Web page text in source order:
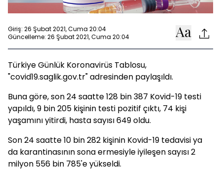
Giriş: 26 Şubat 2021, Cuma 20:04
Güncelleme: 26 Şubat 2021, Cuma 20:04
Türkiye Günlük Koronavirüs Tablosu,
"covid19.saglik.gov.tr" adresinden paylaşıldı.
Buna göre, son 24 saatte 128 bin 387 Kovid-19 testi
yapıldı, 9 bin 205 kişinin testi pozitif çıktı, 74 kişi
yaşamını yitirdi, hasta sayısı 649 oldu.
Son 24 saatte 10 bin 282 kişinin Kovid-19 tedavisi ya
da karantinasının sona ermesiyle iyileşen sayısı 2
milyon 556 bin 785'e yükseldi.